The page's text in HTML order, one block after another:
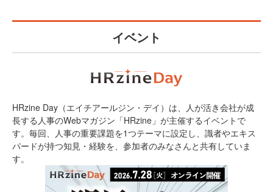
イベント
HRzine Day（エイチアールジン・デイ）は、人が活き会社が成
長する人事のWebマガジン「HRzine」が主催するイベントで
す。毎回、人事の重要課題を1つテーマに設定し、識者やエキス
パードが持つ知見・経験を、参加者のみなさんと共有していま
す。